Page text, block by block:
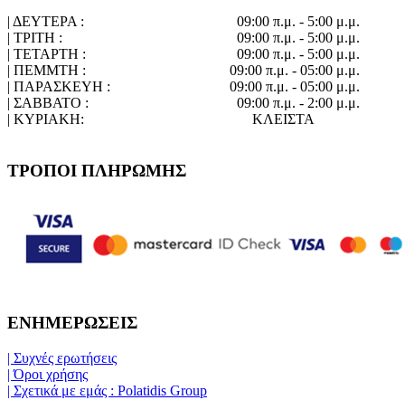
| ΔΕΥΤΕΡΑ :
09:00 π.μ. - 5:00 μ.μ.
| ΤΡΙΤΗ :
09:00 π.μ. - 5:00 μ.μ.
| ΤΕΤΑΡΤΗ :
09:00 π.μ. - 5:00 μ.μ.
| ΠΕΜΜΤΗ :
09:00 π.μ. - 05:00 μ.μ.
| ΠΑΡΑΣΚΕΥΗ :
09:00 π.μ. - 05:00 μ.μ.
| ΣΑΒΒΑΤΟ :
09:00 π.μ. - 2:00 μ.μ.
| ΚΥΡΙΑΚΗ:
ΚΛΕΙΣΤΑ
ΤΡΟΠΟΙ ΠΛΗΡΩΜΗΣ
ΕΝΗΜΕΡΩΣΕΙΣ
| Συχνές ερωτήσεις
| Όροι χρήσης
| Σχετικά με εμάς : Polatidis Group